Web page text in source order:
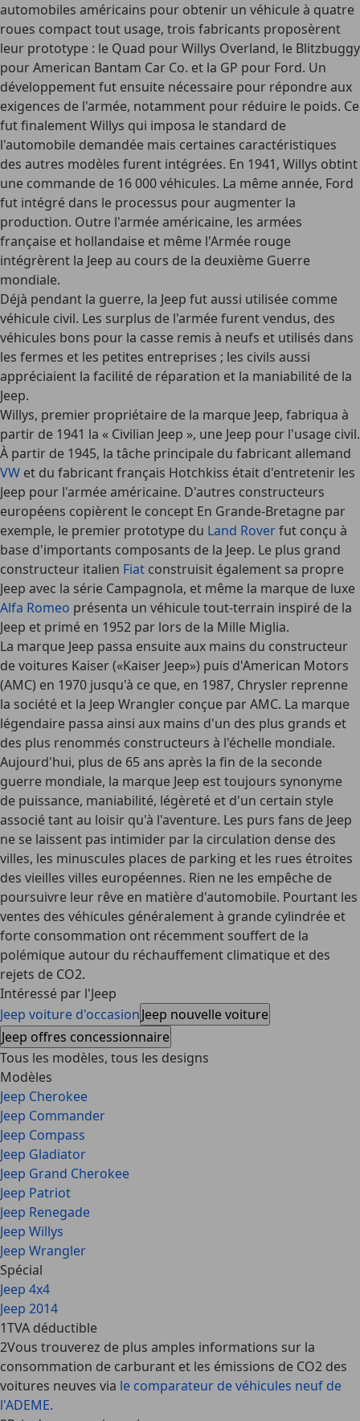
automobiles américains pour obtenir un véhicule à quatre
roues compact tout usage, trois fabricants proposèrent
leur prototype : le Quad pour Willys Overland, le Blitzbuggy
pour American Bantam Car Co. et la GP pour Ford. Un
développement fut ensuite nécessaire pour répondre aux
exigences de l'armée, notamment pour réduire le poids. Ce
fut finalement Willys qui imposa le standard de
l'automobile demandée mais certaines caractéristiques
des autres modèles furent intégrées. En 1941, Willys obtint
une commande de 16 000 véhicules. La même année, Ford
fut intégré dans le processus pour augmenter la
production. Outre l'armée américaine, les armées
française et hollandaise et même l'Armée rouge
intégrèrent la Jeep au cours de la deuxième Guerre
mondiale.
Déjà pendant la guerre, la Jeep fut aussi utilisée comme
véhicule civil. Les surplus de l'armée furent vendus, des
véhicules bons pour la casse remis à neufs et utilisés dans
les fermes et les petites entreprises ; les civils aussi
appréciaient la facilité de réparation et la maniabilité de la
Jeep.
Willys, premier propriétaire de la marque Jeep, fabriqua à
partir de 1941 la « Civilian Jeep », une Jeep pour l'usage civil.
À partir de 1945, la tâche principale du fabricant allemand
VW et du fabricant français Hotchkiss était d'entretenir les
Jeep pour l'armée américaine. D'autres constructeurs
européens copièrent le concept En Grande-Bretagne par
exemple, le premier prototype du Land Roverfut conçu à
base d'importants composants de la Jeep. Le plus grand
constructeur italien Fiat construisit également sa propre
Jeep avec la série Campagnola, et même la marque de luxe
Alfa Romeo présenta un véhicule tout-terrain inspiré de la
Jeep et primé en 1952 par lors de la Mille Miglia.
La marque Jeep passa ensuite aux mains du constructeur
de voitures Kaiser («Kaiser Jeep») puis d'American Motors
(AMC) en 1970 jusqu'à ce que, en 1987, Chrysler reprenne
la société et la Jeep Wrangler conçue par AMC. La marque
légendaire passa ainsi aux mains d'un des plus grands et
des plus renommés constructeurs à l'échelle mondiale.
Aujourd'hui, plus de 65 ans après la fin de la seconde
guerre mondiale, la marque Jeep est toujours synonyme
de puissance, maniabilité, légèreté et d'un certain style
associé tant au loisir qu'à l'aventure. Les purs fans de Jeep
ne se laissent pas intimider par la circulation dense des
villes, les minuscules places de parking et les rues étroites
des vieilles villes européennes. Rien ne les empêche de
poursuivre leur rêve en matière d'automobile. Pourtant les
ventes des véhicules généralement à grande cylindrée et
forte consommation ont récemment souffert de la
polémique autour du réchauffement climatique et des
rejets de CO2.
Intéressé par l'Jeep
Jeep voiture d'occasionJeep nouvelle voiture
Jeep offres concessionnaire
Tous les modèles, tous les designs
Modèles
Jeep Cherokee
Jeep Commander
Jeep Compass
Jeep Gladiator
Jeep Grand Cherokee
Jeep Patriot
Jeep Renegade
Jeep Willys
Jeep Wrangler
Spécial
Jeep 4x4
Jeep 2014
1TVA déductible
2Vous trouverez de plus amples informations sur la
consommation de carburant et les émissions de CO2 des
voitures neuves via le comparateur de véhicules neuf de
l'ADEME.